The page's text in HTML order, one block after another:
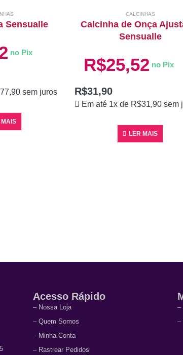
Sensualle
77,90 sem juros
no Pix
MAIS
CALCINHAS
Calcinha de Onça
Sensualle
R$31,90
Em até 1x de R$31,90 sem
R$25,52 no Pix
LER MAIS
Acesso Rápido
– Nossa Loja
– Quem Somos
– Minha Conta
– Rastrear Pedidos
–
–